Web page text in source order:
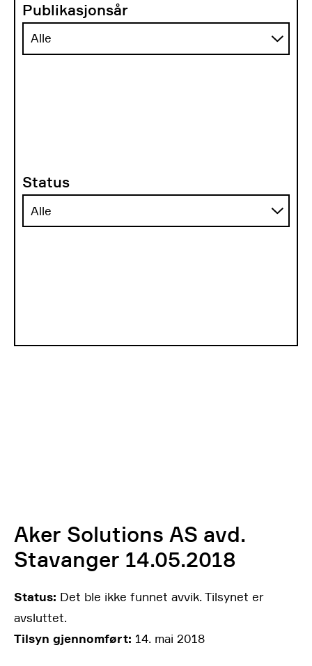
Publikasjonsår
Status
Aker Solutions AS avd.
Stavanger 14.05.2018
Status: Det ble ikke funnet avvik. Tilsynet er
avsluttet.
Tilsyn gjennomført: 14. mai 2018